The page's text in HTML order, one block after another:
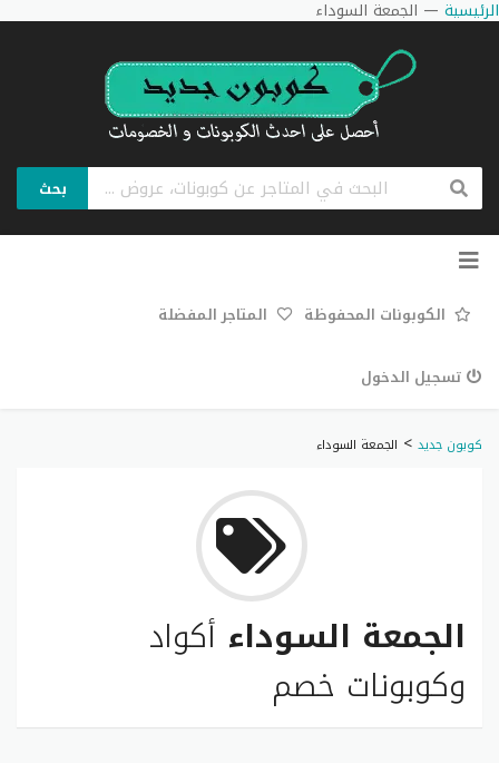
الرئيسية — الجمعة السوداء
بحث
تخطي
الكوبونات المحفوظة المتاجر المفضلة
تسجيل الدخول
كوبون جديد > الجمعة السوداء
الجمعة السوداء أكواد
وكوبونات خصم